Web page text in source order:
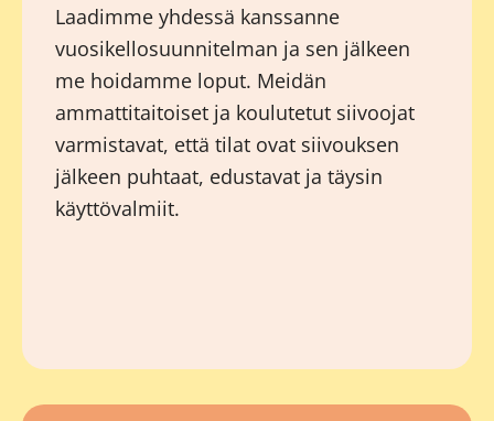
Laadimme yhdessä kanssanne
vuosikellosuunnitelman ja sen jälkeen
me hoidamme loput. Meidän
ammattitaitoiset ja koulutetut siivoojat
varmistavat, että tilat ovat siivouksen
jälkeen puhtaat, edustavat ja täysin
käyttövalmiit.